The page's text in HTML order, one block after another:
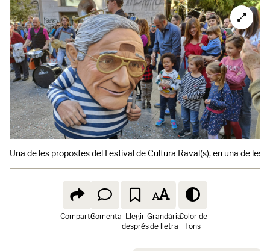
Una de les propostes del Festival de Cultura Raval(s), en una de les
ComparteComenta Llegir
després
Grandària
de lletra
Color de
fons